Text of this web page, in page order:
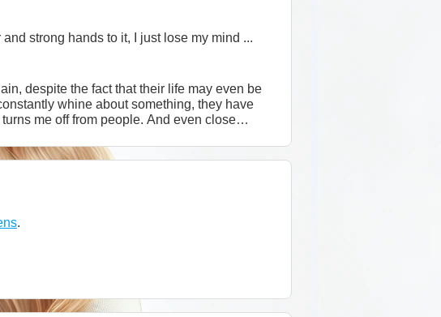
strong hands to it, I just lose my mind ...
despite the fact that their life may even be
whine about something, they have
me off from people. And even close
.